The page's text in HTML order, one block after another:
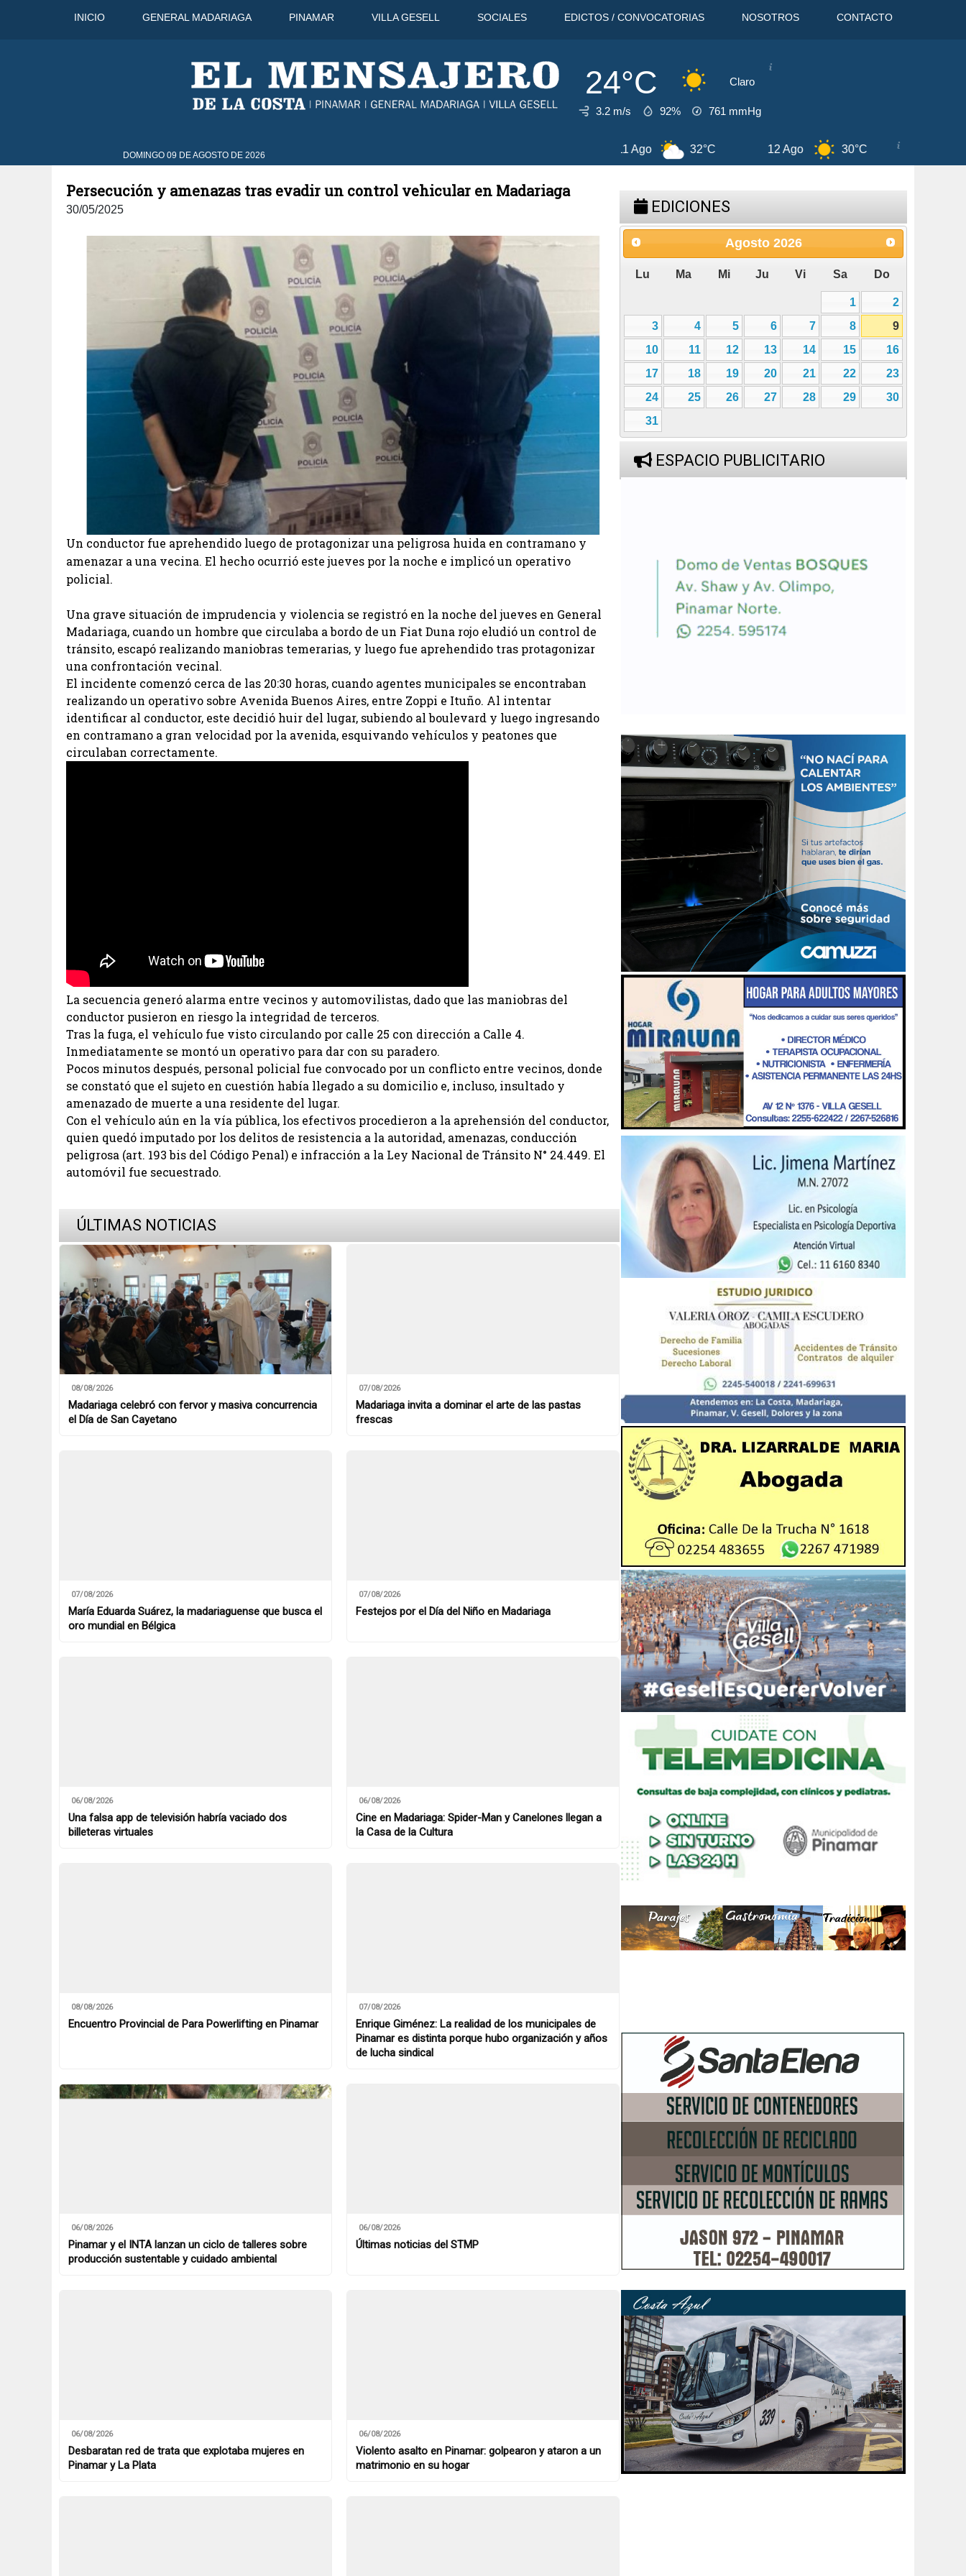
INICIO GENERAL MADARIAGA PINAMAR VILLA GESELL SOCIALES EDICTOS / CONVOCATORIAS NOSOTROS CONTACTO
24°C Claro
3.2 m/s 92% 761 mmHg
DOMINGO 09 DE AGOSTO DE 20269 Ago 32°C 12 Ago 30°C 13 Ago
Persecución y amenazas tras evadir un control vehicular en Madariaga
30/05/2025
Un conductor fue aprehendido luego de protagonizar una peligrosa huida en contramano y
amenazar a una vecina. El hecho ocurrió este jueves por la noche e implicó un operativo
policial.
Una grave situación de imprudencia y violencia se registró en la noche del jueves en General
Madariaga, cuando un hombre que circulaba a bordo de un Fiat Duna rojo eludió un control de
tránsito, escapó realizando maniobras temerarias, y luego fue aprehendido tras protagonizar
una confrontación vecinal.
El incidente comenzó cerca de las 20:30 horas, cuando agentes municipales se encontraban
realizando un operativo sobre Avenida Buenos Aires, entre Zoppi e Ituño. Al intentar
identificar al conductor, este decidió huir del lugar, subiendo al boulevard y luego ingresando
en contramano a gran velocidad por la avenida, esquivando vehículos y peatones que
circulaban correctamente.
La secuencia generó alarma entre vecinos y automovilistas, dado que las maniobras del
conductor pusieron en riesgo la integridad de terceros.
Tras la fuga, el vehículo fue visto circulando por calle 25 con dirección a Calle 4.
Inmediatamente se montó un operativo para dar con su paradero.
Pocos minutos después, personal policial fue convocado por un conflicto entre vecinos, donde
se constató que el sujeto en cuestión había llegado a su domicilio e, incluso, insultado y
amenazado de muerte a una residente del lugar.
Con el vehículo aún en la vía pública, los efectivos procedieron a la aprehensión del conductor,
quien quedó imputado por los delitos de resistencia a la autoridad, amenazas, conducción
peligrosa (art. 193 bis del Código Penal) e infracción a la Ley Nacional de Tránsito N° 24.449. El
automóvil fue secuestrado.
ÚLTIMAS NOTICIAS
08/08/2026
Madariaga celebró con fervor y masiva concurrencia
el Día de San Cayetano
07/08/2026
Madariaga invita a dominar el arte de las pastas
frescas
07/08/2026
María Eduarda Suárez, la madariaguense que busca el
oro mundial en Bélgica
07/08/2026
Festejos por el Día del Niño en Madariaga
06/08/2026
Una falsa app de televisión habría vaciado dos
billeteras virtuales
06/08/2026
Cine en Madariaga: Spider-Man y Canelones llegan a
la Casa de la Cultura
08/08/2026
Encuentro Provincial de Para Powerlifting en Pinamar
07/08/2026
Enrique Giménez: La realidad de los municipales de
Pinamar es distinta porque hubo organización y años
de lucha sindical
06/08/2026
Pinamar y el INTA lanzan un ciclo de talleres sobre
producción sustentable y cuidado ambiental
06/08/2026
Últimas noticias del STMP
06/08/2026
Desbaratan red de trata que explotaba mujeres en
Pinamar y La Plata
06/08/2026
Violento asalto en Pinamar: golpearon y ataron a un
matrimonio en su hogar
EDICIONES
Agosto 2026
Lu Ma Mi Ju Vi Sa Do
1
2
3
4 5 6 7 8
9
10
11 12 13 14 15
16
17
18 19 20 21 22
23
24
25 26 27 28 29
30
31
ESPACIO PUBLICITARIO